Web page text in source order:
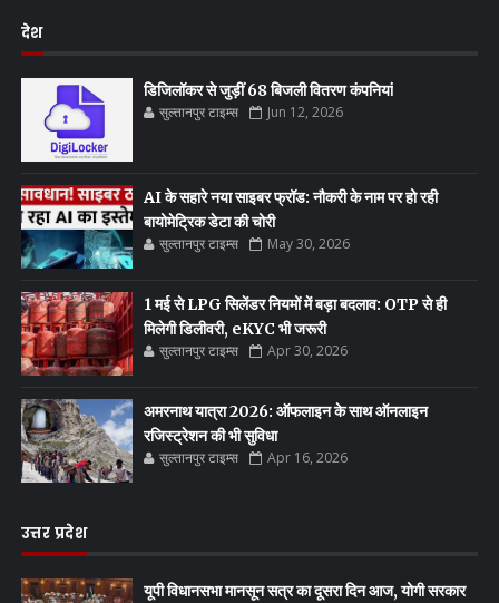
देश
डिजिलॉकर से जुड़ीं 68 बिजली वितरण कंपनियां
सुल्तानपुर टाइम्स Jun 12, 2026
AI के सहारे नया साइबर फ्रॉड: नौकरी के नाम पर हो रही
बायोमेट्रिक डेटा की चोरी
सुल्तानपुर टाइम्स May 30, 2026
1 मई से LPG सिलेंडर नियमों में बड़ा बदलाव: OTP से ही
मिलेगी डिलीवरी, eKYC भी जरूरी
सुल्तानपुर टाइम्स Apr 30, 2026
अमरनाथ यात्रा 2026: ऑफलाइन के साथ ऑनलाइन
रजिस्ट्रेशन की भी सुविधा
सुल्तानपुर टाइम्स Apr 16, 2026
उत्तर प्रदेश
यूपी विधानसभा मानसून सत्र का दूसरा दिन आज, योगी सरकार